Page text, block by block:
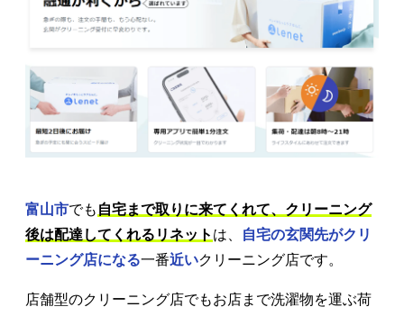
富山市でも 自宅まで取りに来てくれて、クリーニング
後は配達してくれるリネット は、
自宅の玄関先がクリ
ーニング店になる一番近いクリーニング店です。
店舗型のクリーニング店でもお店まで洗濯物を運ぶ荷